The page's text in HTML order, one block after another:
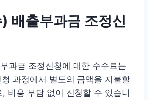
배출부과금 조정신
과금 조정신청에 대한 수수료는
과정에서 별도의 금액을 지불할
, 비용 부담 없이 신청할 수 있습니